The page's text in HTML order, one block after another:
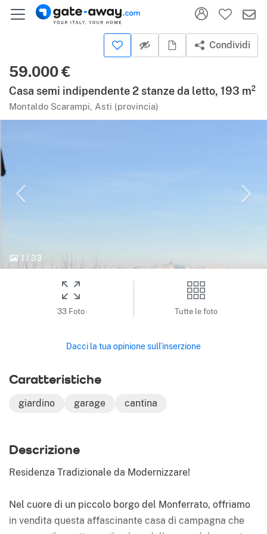
Condividi
59.000 €
Casa semi indipendente 2 stanze da letto, 193 m²
Montaldo Scarampi, Asti (provincia)
1 / 33
33 Foto Tutte le foto
Dacci la tua opinione sull’inserzione
Caratteristiche
giardino garage cantina
Descrizione
Residenza Tradizionale da Modernizzare!
Nel cuore di un piccolo borgo del Monferrato, offriamo
in vendita questa affascinante casa di campagna che